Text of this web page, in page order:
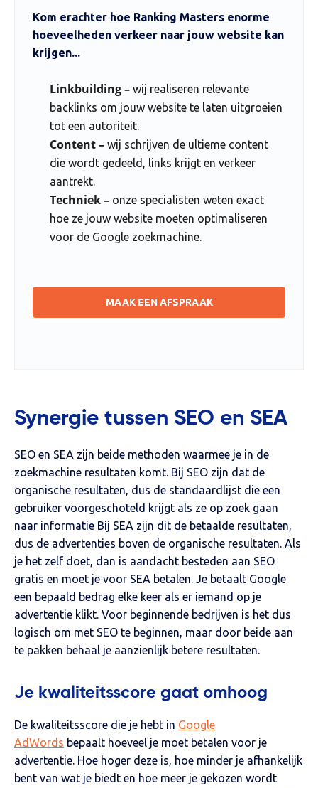
Kom erachter hoe Ranking Masters enorme
hoeveelheden verkeer naar jouw website kan
krijgen...
Linkbuilding – wij realiseren relevante
backlinks om jouw website te laten uitgroeien
tot een autoriteit.
Content– wij schrijven de ultieme content
die wordt gedeeld, links krijgt en verkeer
aantrekt.
Techniek – onze specialisten weten exact
hoe ze jouw website moeten optimaliseren
voor de Google zoekmachine.
MAAK EEN AFSPRAAK
Synergie tussen SEO en SEA
SEO en SEA zijn beide methoden waarmee je in de
zoekmachine resultaten komt. Bij SEO zijn dat de
organische resultaten, dus de standaardlijst die een
gebruiker voorgeschoteld krijgt als ze op zoek gaan
naar informatie Bij SEA zijn dit de betaalde resultaten,
dus de advertenties boven de organische resultaten. Als
je het zelf doet, dan is aandacht besteden aan SEO
gratis en moet je voor SEA betalen. Je betaalt Google
een bepaald bedrag elke keer als er iemand op je
advertentie klikt. Voor beginnende bedrijven is het dus
logisch om met SEO te beginnen, maar door beide aan
te pakken behaal je aanzienlijk betere resultaten.
Je kwaliteitsscore gaat omhoog
De kwaliteitsscore die je hebt in Google
AdWords bepaalt hoeveel je moet betalen voor je
advertentie. Hoe hoger deze is, hoe minder je afhankelijk
bent van wat je biedt en hoe meer je gekozen wordt